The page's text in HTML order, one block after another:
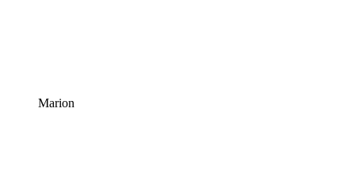
Marion